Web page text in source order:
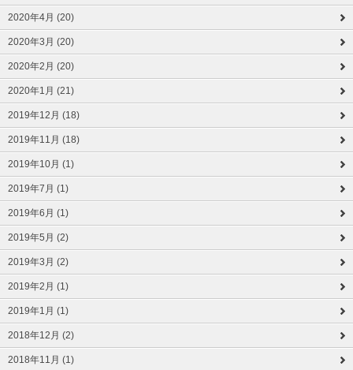
2020年4月 (20)
2020年3月 (20)
2020年2月 (20)
2020年1月 (21)
2019年12月 (18)
2019年11月 (18)
2019年10月 (1)
2019年7月 (1)
2019年6月 (1)
2019年5月 (2)
2019年3月 (2)
2019年2月 (1)
2019年1月 (1)
2018年12月 (2)
2018年11月 (1)